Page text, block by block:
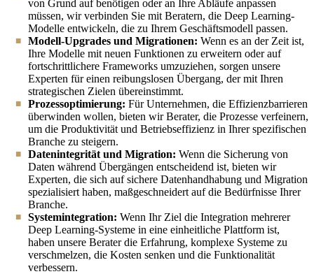
von Grund auf benötigen oder an Ihre Abläufe anpassen
müssen, wir verbinden Sie mit Beratern, die Deep Learning-
Modelle entwickeln, die zu Ihrem Geschäftsmodell passen.
Modell-Upgrades und Migrationen: Wenn es an der Zeit ist,
Ihre Modelle mit neuen Funktionen zu erweitern oder auf
fortschrittlichere Frameworks umzuziehen, sorgen unsere
Experten für einen reibungslosen Übergang, der mit Ihren
strategischen Zielen übereinstimmt.
Prozessoptimierung: Für Unternehmen, die Effizienzbarrieren
überwinden wollen, bieten wir Berater, die Prozesse verfeinern,
um die Produktivität und Betriebseffizienz in Ihrer spezifischen
Branche zu steigern.
Datenintegrität und Migration: Wenn die Sicherung von
Daten während Übergängen entscheidend ist, bieten wir
Experten, die sich auf sichere Datenhandhabung und Migration
spezialisiert haben, maßgeschneidert auf die Bedürfnisse Ihrer
Branche.
Systemintegration: Wenn Ihr Ziel die Integration mehrerer
Deep Learning-Systeme in eine einheitliche Plattform ist,
haben unsere Berater die Erfahrung, komplexe Systeme zu
verschmelzen, die Kosten senken und die Funktionalität
verbessern.